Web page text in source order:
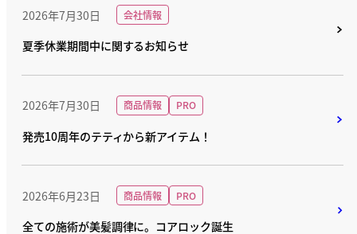
2026年7月30日 会社情報
夏季休業期間中に関するお知らせ
2026年7月30日 商品情報 PRO
発売10周年のテティから新アイテム！
2026年6月23日 商品情報 PRO
全ての施術が美髪調律に。コアロック誕生